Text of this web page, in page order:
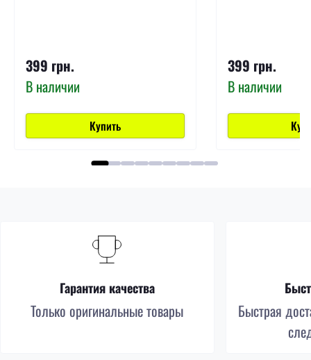
399 грн.
В наличии
Купить
399 грн.
В наличии
Гарантия качества
Только оригинальные товары
Быстрая